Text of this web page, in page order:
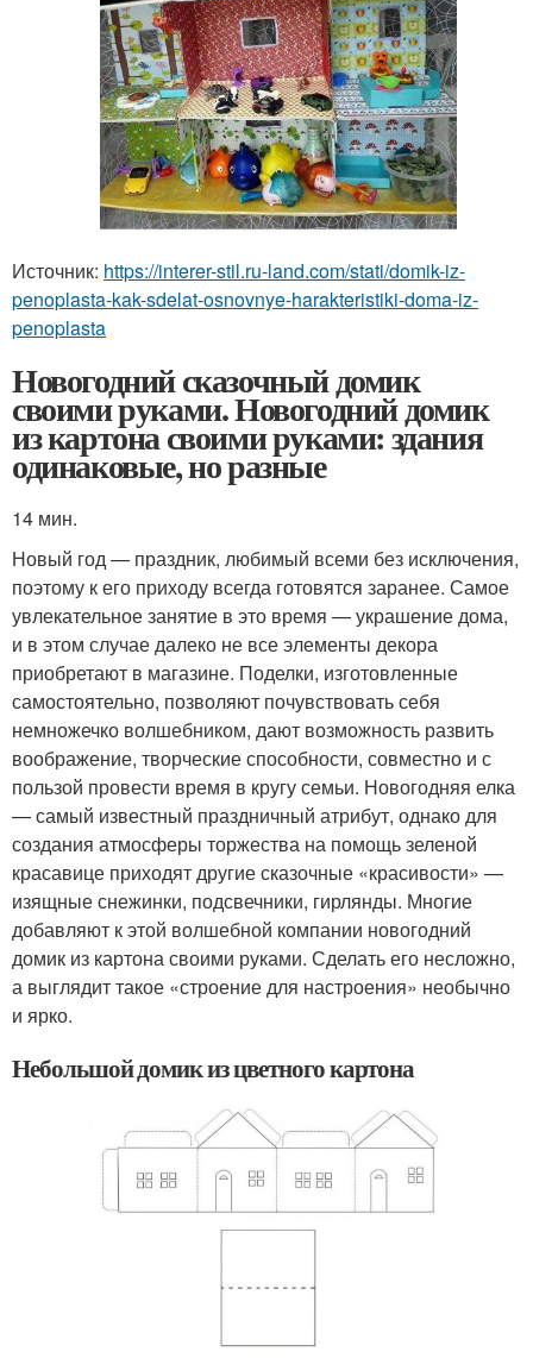
Источник: https://interer-stil.ru-land.com/stati/domik-iz-
penoplasta-kak-sdelat-osnovnye-harakteristiki-doma-iz-
penoplasta
Новогодний сказочный домик
своими руками. Новогодний домик
из картона своими руками: здания
одинаковые, но разные
14 мин.
Новый год — праздник, любимый всеми без исключения,
поэтому к его приходу всегда готовятся заранее. Самое
увлекательное занятие в это время — украшение дома,
и в этом случае далеко не все элементы декора
приобретают в магазине. Поделки, изготовленные
самостоятельно, позволяют почувствовать себя
немножечко волшебником, дают возможность развить
воображение, творческие способности, совместно и с
пользой провести время в кругу семьи. Новогодняя елка
— самый известный праздничный атрибут, однако для
создания атмосферы торжества на помощь зеленой
красавице приходят другие сказочные «красивости» —
изящные снежинки, подсвечники, гирлянды. Многие
добавляют к этой волшебной компании новогодний
домик из картона своими руками. Сделать его несложно,
а выглядит такое «строение для настроения» необычно
и ярко.
Небольшой домик из цветного картона